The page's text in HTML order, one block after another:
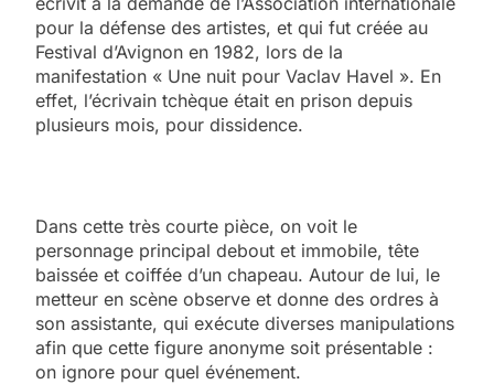
pour la défense des artistes, et qui fut créée au
Festival d’Avignon en 1982, lors de la
manifestation « Une nuit pour Vaclav Havel ». En
effet, l’écrivain tchèque était en prison depuis
plusieurs mois, pour dissidence.
Dans cette très courte pièce, on voit le
personnage principal debout et immobile, tête
baissée et coiffée d’un chapeau. Autour de lui, le
metteur en scène observe et donne des ordres à
son assistante, qui exécute diverses manipulations
afin que cette figure anonyme soit présentable :
on ignore pour quel événement.